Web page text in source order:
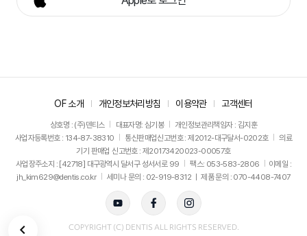
OF 소개 개인정보처리방침 이용약관 고객센터
상호명 : (주)덴티스 대표자명: 심기봉
개인정보관리책임자 : 김지훈
사업자등록번호 : 134-87-38310
통신판매업신고번호 : 제2012-대구달서-0202호
의료
기기 판매업 신고번호 : 제20173420023-00057호
사업장주소지 : [42718] 대구광역시 달서구 성서서로 99
팩스: 053-583-2806
이메일 :
jh_kim629@dentis.co.kr
세미나 문의 : 02-919-8312 ㅣ 제품 문의 : 070-4408-7407
COPYRIGHT (C) DENTIS ALL RIGHTS RESERVED.